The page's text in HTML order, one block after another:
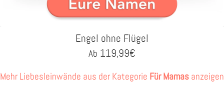
Engel ohne Flügel
Ab 119,99€
Mehr Liebesleinwände aus der Kategorie Für Mamas anzeigen